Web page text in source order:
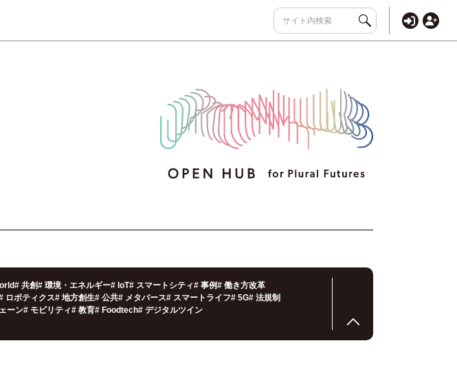
# 共創# 環境・エネルギー# IoT# スマートシティ# 事例# 働き方改革
ロボティクス# 地方創生# 公共# メタバース# スマートライフ# 5G# 法規制
ーン# モビリティ# 教育# Foodtech# デジタルツイン